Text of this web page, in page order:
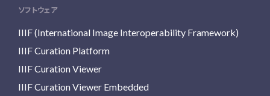
ソフトウェア
IIIF (International Image Interoperability Framework)
IIIF Curation Platform
IIIF Curation Viewer
IIIF Curation Viewer Embedded